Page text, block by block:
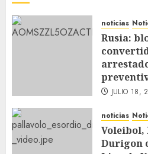
noticias
Rusia:
JULIO 18,
noticias
Voleibol,
Durigon